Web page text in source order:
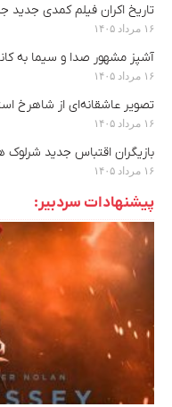
تاریخ اکران فیلم کمدی جدید
۱۶ مرداد ۱۴۰۵
آشپز مشهور صدا و سیما به
۱۶ مرداد ۱۴۰۵
تصویر عاشقانه‌ای از
۱۶ مرداد ۱۴۰۵
بازیگران اقتباس جدید
۱۶ مرداد ۱۴۰۵
پیشنهادات سردبیر: